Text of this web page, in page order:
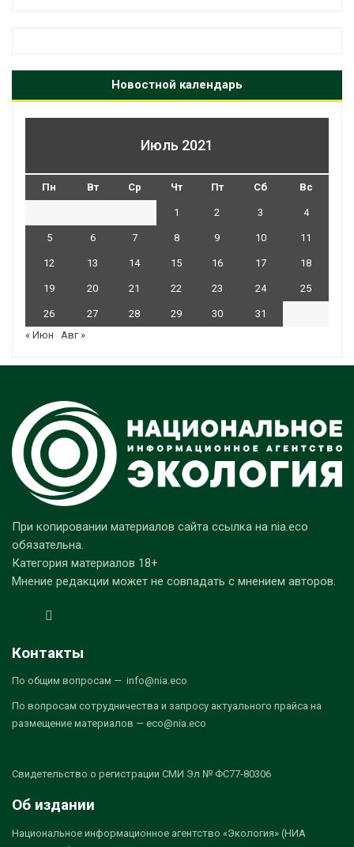
Новостной календарь
Июль 2021
Пн Вт Ср Чт Пт Сб Вс
1 2 3 4
5 6 7 8 9 10 11
12 13 14 15 16 17 18
19 20 21 22 23 24 25
26 27 28 29 30
31
« Июн
Авг »
При копировании материалов сайта ссылка на nia.eco
обязательна.
Категория материалов 18+
Мнение редакции может не совпадать с мнением авторов.
Контакты
По общим вопросам — info@nia.eco
По вопросам сотрудничества и запросу актуального прайса на
размещение материалов — eco@nia.eco
Свидетельство о регистрации СМИ Эл № ФС77-80306
Об издании
Национальное информационное агентство «Экология» (НИА